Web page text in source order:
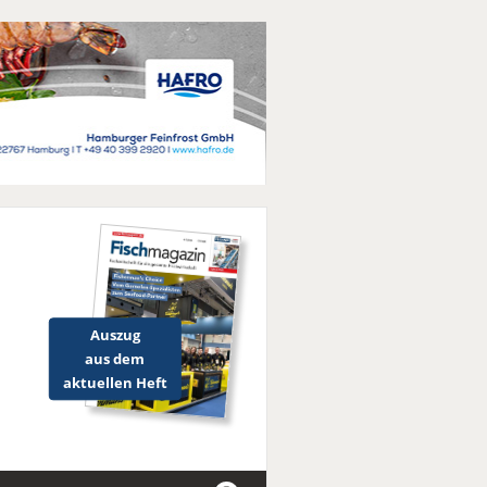
Auszug
aus dem
aktuellen Heft